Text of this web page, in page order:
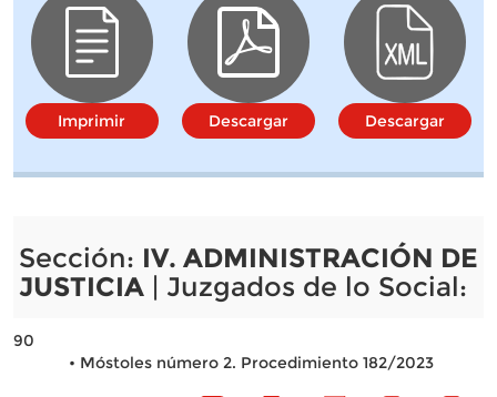
Imprimir Descargar Descargar
Sección: IV. ADMINISTRACIÓN DE
JUSTICIA| Juzgados de lo Social:
90
• Móstoles número 2. Procedimiento 182/2023